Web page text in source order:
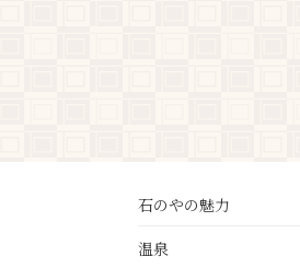
石のやの魅力
温泉